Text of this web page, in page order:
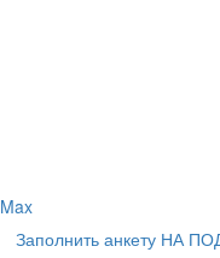
Max
Заполнить анкету НА